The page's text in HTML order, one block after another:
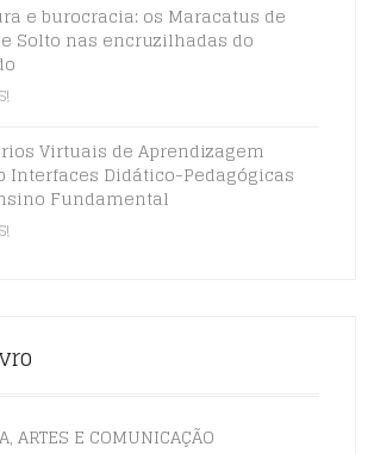
e burocracia: os Maracatus de
Solto nas encruzilhadas do
Virtuais de Aprendizagem
Interfaces Didático-Pedagógicas
Fundamental
ARTES E COMUNICAÇÃO